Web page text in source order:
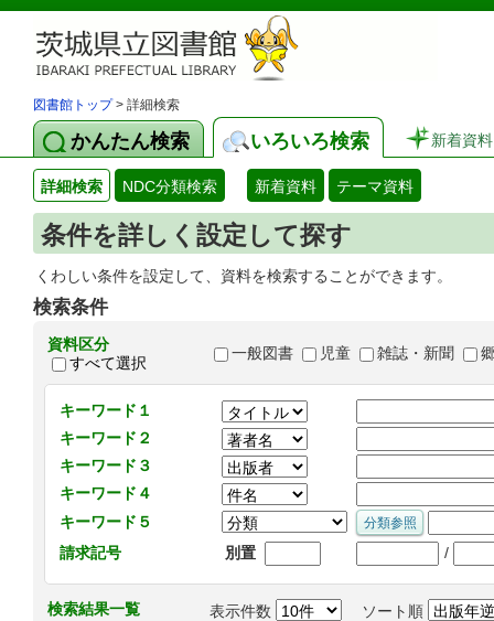
図書館トップ> 詳細検索
かんたん検索 いろいろ検索 新着資料
詳細検索 NDC分類検索 新着資料 テーマ資料
条件を詳しく設定して探す
くわしい条件を設定して、資料を検索することができます。
検索条件
資料区分
すべて選択
一般図書 児童 雑誌・新聞
キーワード１
キーワード２
キーワード３
キーワード４
キーワード５
請求記号
別置 /
検索結果一覧 表示件数 ソート順